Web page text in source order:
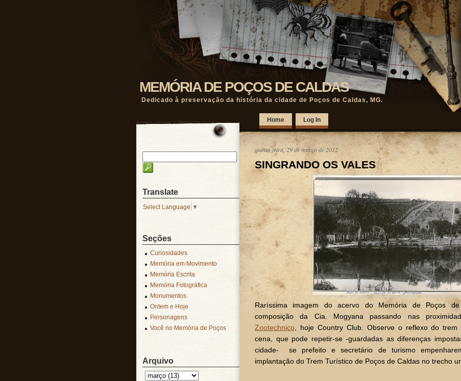
MEMÓRIA DE POÇOS DE CALDAS
Dedicado à preservação da história da cidade de Poços de Caldas, MG.
Home Log In
quinta-feira, 29 de março de 2012
SINGRANDO OS VALES
Raríssima imagem do acervo do Memória de Poços
composição da Cia. Mogyana passando nas
Zootechnico , hoje Country Club. Observe o reflexo do
cena, que pode repetir-se -guardadas as diferenças
cidade- se prefeito e secretário de turismo
implantação do Trem Turístico de Poços de Caldas no trecho
Translate
Select Language ▼
Seções
Curiosidades
Memória em Movimento
Memória Escrita
Memória Fotográfica
Monumentos
Ontem e Hoje
Personagens
Você no Memória de Poços
Arquivo